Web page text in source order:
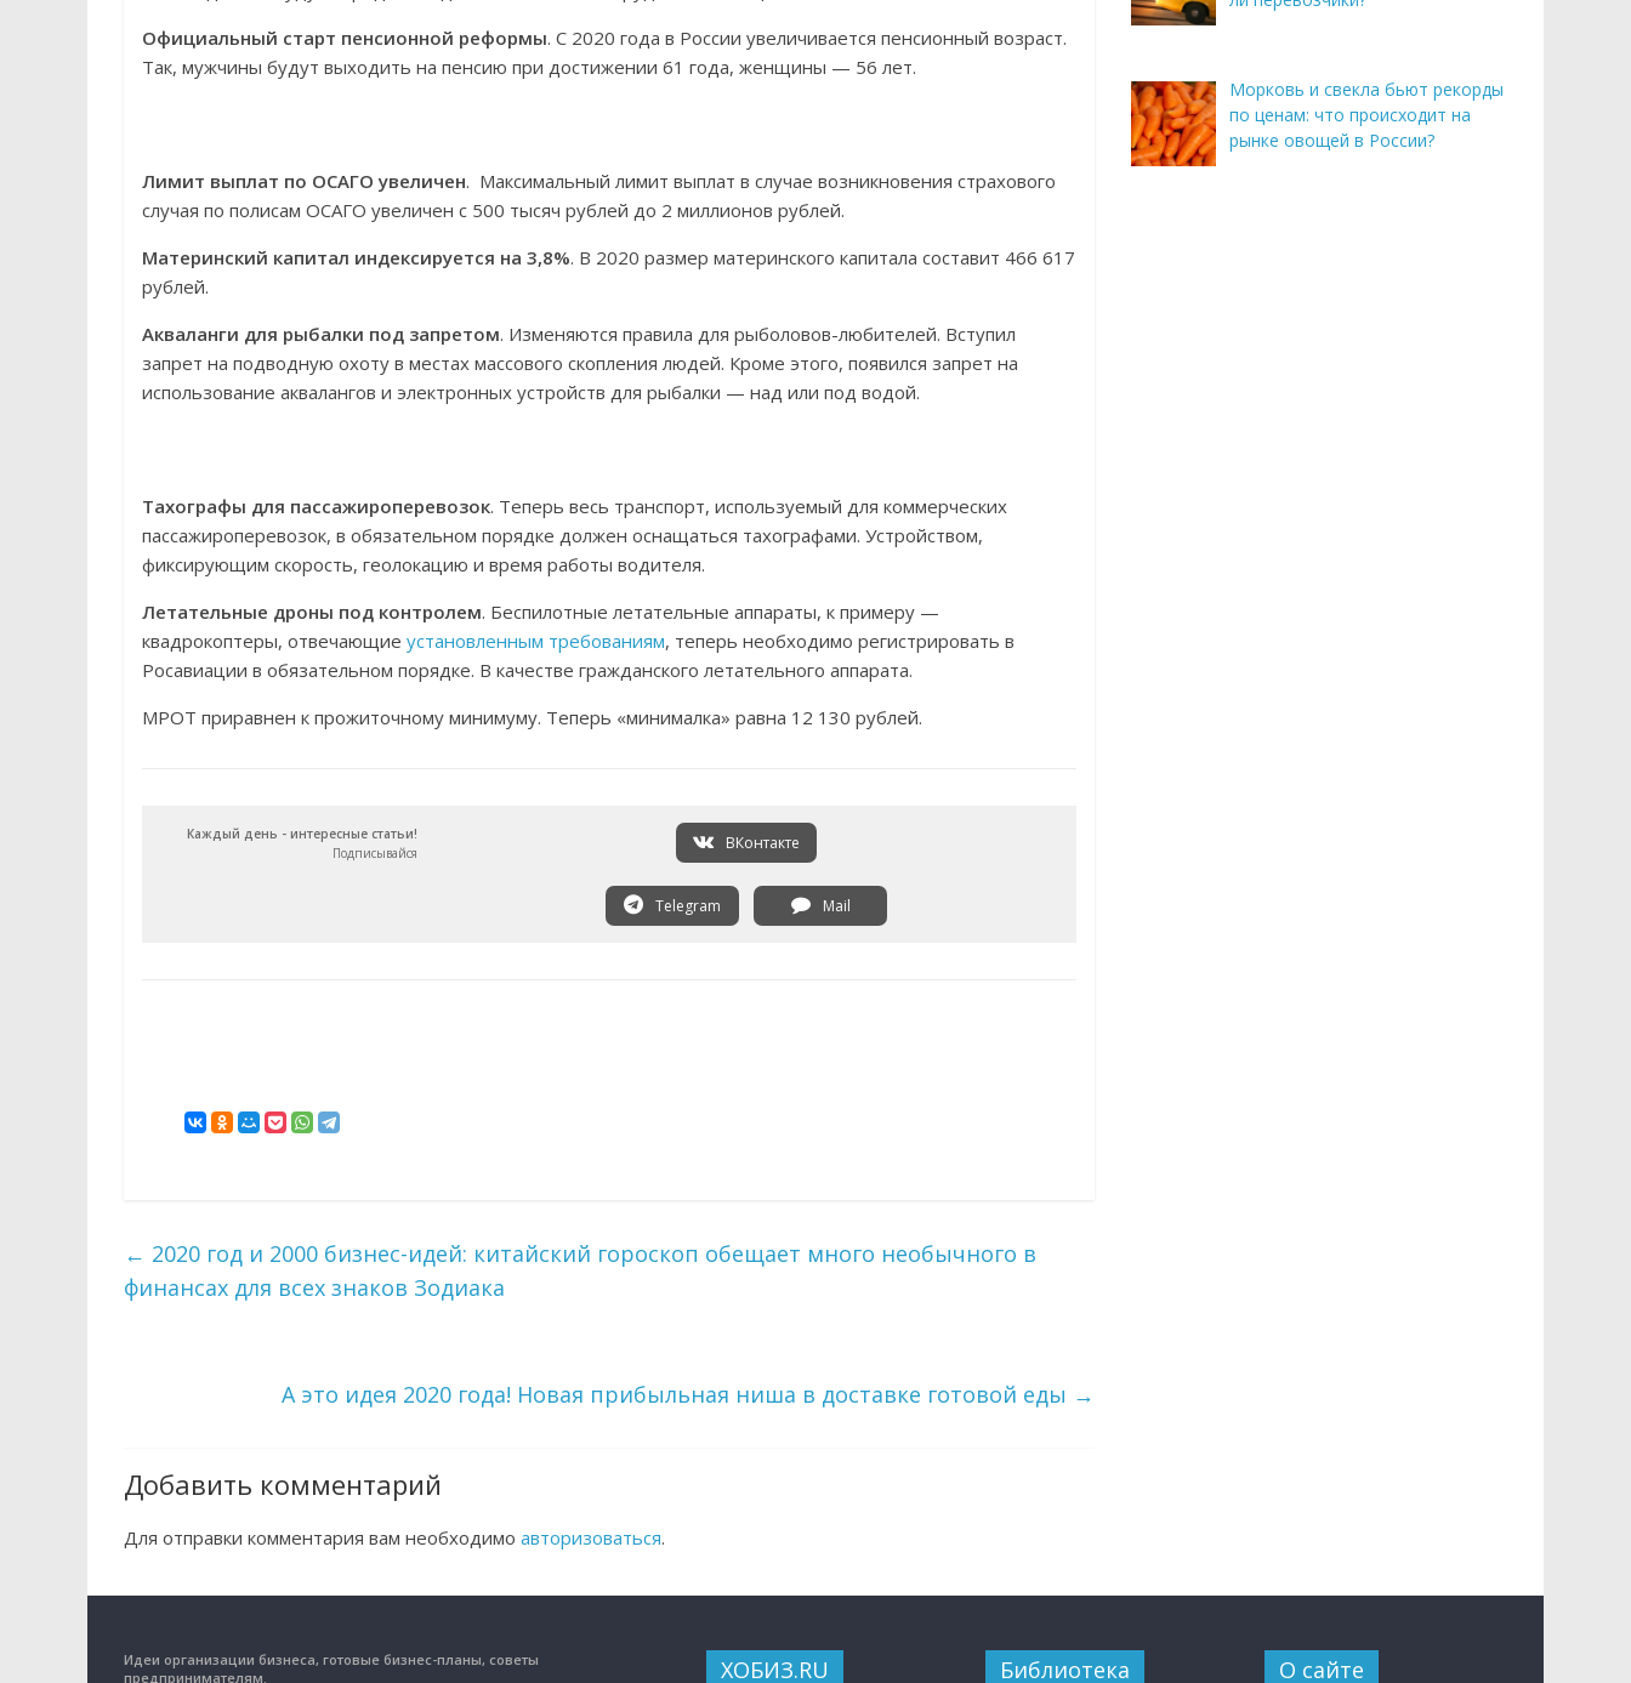
Официальный старт пенсионной реформы. С 2020 года в России увеличивается пенсионный возраст.
Так, мужчины будут выходить на пенсию при достижении 61 года, женщины — 56 лет.
Лимит выплат по ОСАГО увеличен. Максимальный лимит выплат в случае возникновения страхового
случая по полисам ОСАГО увеличен с 500 тысяч рублей до 2 миллионов рублей.
Материнский капитал индексируется на 3,8%. В 2020 размер материнского капитала составит 466 617
рублей.
Акваланги для рыбалки под запретом. Изменяются правила для рыболовов-любителей. Вступил
запрет на подводную охоту в местах массового скопления людей. Кроме этого, появился запрет на
использование аквалангов и электронных устройств для рыбалки — над или под водой.
Тахографы для пассажироперевозок. Теперь весь транспорт, используемый для коммерческих
пассажироперевозок, в обязательном порядке должен оснащаться тахографами. Устройством,
фиксирующим скорость, геолокацию и время работы водителя.
Летательные дроны под контролем. Беспилотные летательные аппараты, к примеру —
квадрокоптеры, отвечающие установленным требованиям, теперь необходимо регистрировать в
Росавиации в обязательном порядке. В качестве гражданского летательного аппарата.
МРОТ приравнен к прожиточному минимуму. Теперь «минималка» равна 12 130 рублей.
Каждый день - интересные статьи!
Подписывайся
ВКонтакте
Telegram Mail
← 2020 год и 2000 бизнес-идей: китайский гороскоп обещает много необычного в
финансах для всех знаков Зодиака
А это идея 2020 года! Новая прибыльная ниша в доставке готовой еды →
Добавить комментарий
Для отправки комментария вам необходимо авторизоваться.
Морковь и свекла бьют рекорды
по ценам: что происходит на
рынке овощей в России?
Идеи организации бизнеса, готовые бизнес-планы, советы
предпринимателям.
ХОБИЗ.RU Библиотека О сайте